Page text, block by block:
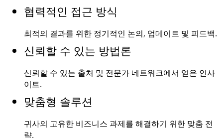
협력적인 접근 방식
최적의 결과를 위한 정기적인 논의, 업데이트 및 피드백.
신뢰할 수 있는 방법론
신뢰할 수 있는 출처 및 전문가 네트워크에서 얻은 인사
이트.
맞춤형 솔루션
귀사의 고유한 비즈니스 과제를 해결하기 위한 맞춤 전
략.